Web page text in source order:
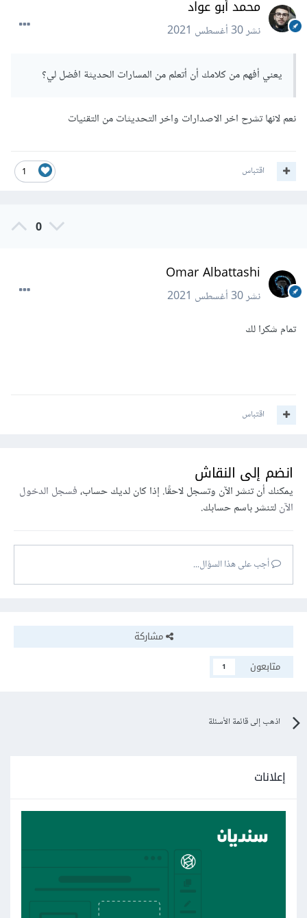
محمد أبو عواد
نشر30 أغسطس 2021
يعني أفهم من كلامك أن أتعلم من المسارات الحديثة افضل لي؟
نعم لانها تشرح اخر الاصدارات واخر التحديثات من التقنيات
1 اقتباس
0
Omar Albattashi
نشر30 أغسطس 2021
تمام شكرا لك
اقتباس
انضم إلى النقاش
يمكنك أن تنشر الآن وتسجل لاحقًا. إذا كان لديك حساب،فسجل الدخول
الآنلتنشر باسم حسابك.
أجب على هذا السؤال...
مشاركة
متابعون
1
اذهب إلى قائمة الأسئلة
إعلانات